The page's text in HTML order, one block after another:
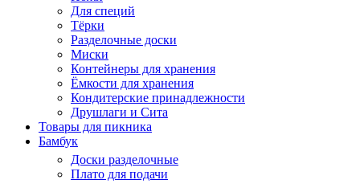
Для специй
Тёрки
Разделочные доски
Миски
Контейнеры для хранения
Ёмкости для хранения
Кондитерские принадлежности
Друшлаги и Сита
Товары для пикника
Бамбук
Доски разделочные
Плато для подачи